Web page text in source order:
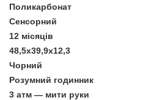
Поликарбонат
Сенсорний
12 місяців
48,5х39,9х12,3
Чорний
Розумний годинник
3 атм — мити руки